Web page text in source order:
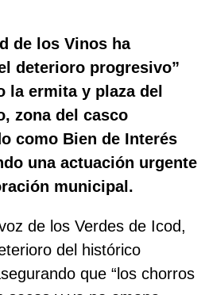
de los Vinos ha
deterioro progresivo”
la ermita y plaza del
zona del casco
como Bien de Interés
una actuación urgente
municipal.
de los Verdes de Icod,
del histórico
que “los chorros